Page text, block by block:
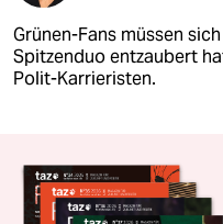
Grünen-Fans müssen
Spitzenduo entzaubert
Polit-Karrieristen.